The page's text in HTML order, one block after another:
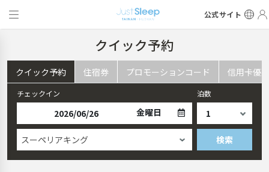
公式サイト
クイック予約
クイック予約 住宿券 プロモーションコード 信用卡優惠
チェックイン
金曜日
泊数
スーペリアキング 検索